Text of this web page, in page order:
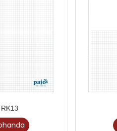
RK13